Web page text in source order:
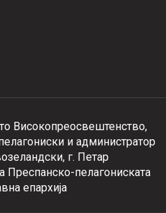
Високопреосвештенство,
и администратор
г. Петар
пелагониската
епархија